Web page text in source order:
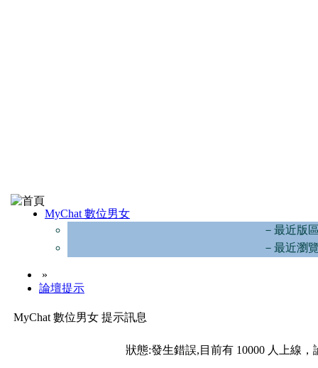
MyChat 數位男女
－最近版
－最近瀏
»
論壇提示
MyChat 數位男女 提示訊息
狀態:發生錯誤,目前有 10000 人上線